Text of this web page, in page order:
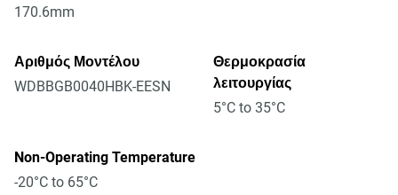
170.6mm
Αριθμός Μοντέλου
WDBBGB0040HBK-EESN
Θερμοκρασία
λειτουργίας
5°C to 35°C
Non-Operating Temperature
-20°C to 65°C